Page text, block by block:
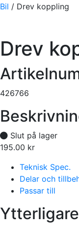
Bil / Drev koppling
Drev
426766
Slut på lager
195.00 kr
Teknisk Spec.
Delar och
Passar till